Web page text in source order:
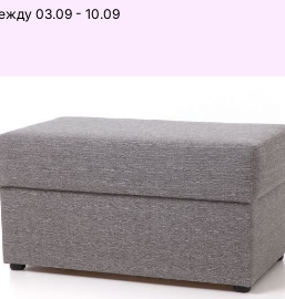
03.09 - 10.09
Найдите похожие